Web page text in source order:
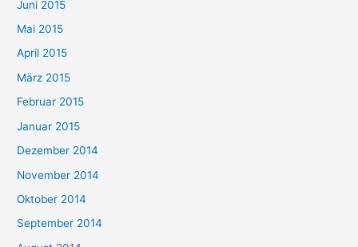
Juni 2015
Mai 2015
April 2015
März 2015
Februar 2015
Januar 2015
Dezember 2014
November 2014
Oktober 2014
September 2014